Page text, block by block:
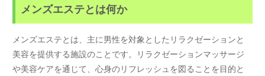
メンズエステとは何か
メンズエステとは、主に男性を対象としたリラクゼーションと
美容を提供する施設のことです。リラクゼーションマッサージ
や美容ケアを通じて、心身のリフレッシュを図ることを目的と